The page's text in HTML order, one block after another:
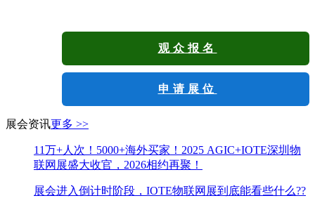
观众报名
申请展位
展会资讯更多 >>
11万+人次！5000+海外买家！2025 AGIC+IOTE深圳物
联网展盛大收官，2026相约再聚！
展会进入倒计时阶段，IOTE物联网展到底能看些什么??